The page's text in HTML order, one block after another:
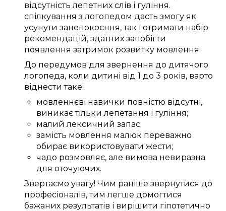
відсутністьлепетних слів і гуління.
спілкування злогопедом дасть змогу як
усунути занепокоєння, так і отримати набір
рекомендацій, здатних запобігти
появлення затримок розвитку мовлення.
До передумов для звернення до дитячого
логопеда, коли дитині від 1 до 3 років, варто
віднести таке:
мовленнєві навички повністю відсутні,
виникає тільки лепетання і гуління;
малий лексичний запас;
замість мовлення малюк переважно
обирає використовувати жести;
чадо розмовляє, але вимова невиразна
для оточуючих.
Звертаємо увагу! Чим раніше звернутися до
професіоналів, тимлегше домогтися
бажаних результатів і вирішити гіпотетично